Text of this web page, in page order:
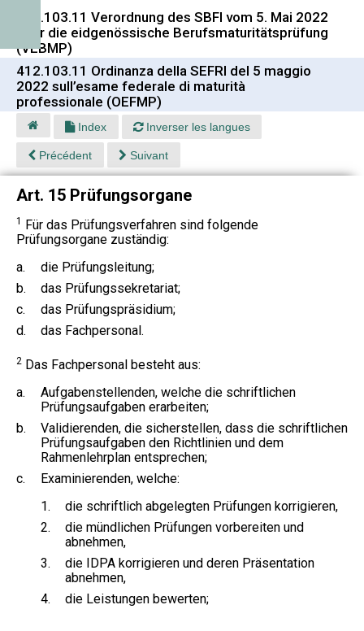
412.103.11 Verordnung des SBFI vom 5. Mai 2022
über die eidgenössische Berufsmaturitätsprüfung
(VEBMP)
412.103.11 Ordinanza della SEFRI del 5 maggio
2022 sull’esame federale di maturità
professionale (OEFMP)
Index Inverser les langues
Précédent Suivant
Art. 15 Prüfungsorgane
1 Für das Prüfungsverfahren sind folgende
Prüfungsorgane zuständig:
a.
die Prüfungsleitung;
b.
das Prüfungssekretariat;
c.
das Prüfungspräsidium;
d.
das Fachpersonal.
2 Das Fachpersonal besteht aus:
a.
Aufgabenstellenden, welche die schriftlichen
Prüfungsaufgaben erarbeiten;
b.
Validierenden, die sicherstellen, dass die schriftlichen
Prüfungsaufgaben den Richtlinien und dem
Rahmenlehrplan entsprechen;
c.
Examinierenden, welche:
1.
die schriftlich abgelegten Prüfungen korrigieren,
2.
die mündlichen Prüfungen vorbereiten und
abnehmen,
3.
die IDPA korrigieren und deren Präsentation
abnehmen,
4.
die Leistungen bewerten;